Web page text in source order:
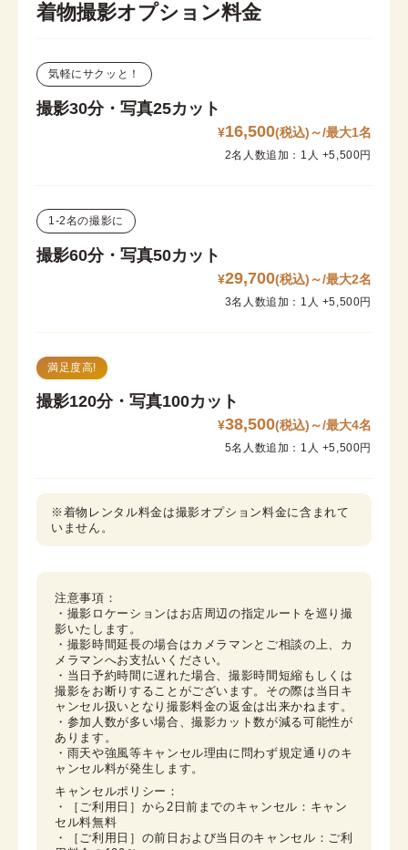
着物撮影オプション料金
気軽にサクッと！
撮影30分・写真25カット
¥16,500(税込)～/最大1名
2名人数追加：1人 +5,500円
1-2名の撮影に
撮影60分・写真50カット
¥29,700(税込)～/最大2名
3名人数追加：1人 +5,500円
満足度高!
撮影120分・写真100カット
¥38,500(税込)～/最大4名
5名人数追加：1人 +5,500円
※着物レンタル料金は撮影オプション料金に含まれて
いません。
注意事項：
・撮影ロケーションはお店周辺の指定ルートを巡り撮
影いたします。
・撮影時間延長の場合はカメラマンとご相談の上、カ
メラマンへお支払いください。
・当日予約時間に遅れた場合、撮影時間短縮もしくは
撮影をお断りすることがございます。その際は当日キ
ャンセル扱いとなり撮影料金の返金は出来かねます。
・参加人数が多い場合、撮影カット数が減る可能性が
あります。
・雨天や強風等キャンセル理由に問わず規定通りのキ
ャンセル料が発生します。
キャンセルポリシー：
・［ご利用日］から2日前までのキャンセル：キャン
セル料無料
・［ご利用日］の前日および当日のキャンセル：ご利